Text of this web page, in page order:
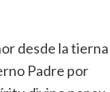
desde la tierna
Padre por